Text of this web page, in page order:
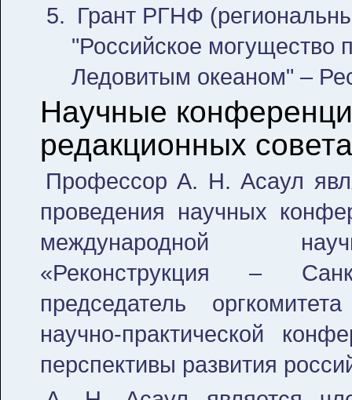
Грант РГНФ
"Российское могущество
Ледовитым океаном" –
Научные
редакционных
Профессор А. Н. Асаул
проведения научных
международной
«Реконструкция –
председатель
научно-практической
перспективы развития